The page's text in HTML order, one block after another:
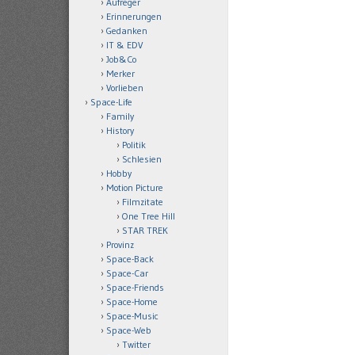
Erinnerungen
Gedanken
IT & EDV
Job&Co
Merker
Vorlieben
Space-Life
Family
History
Politik
Schlesien
Hobby
Motion Picture
Filmzitate
One Tree Hill
STAR TREK
Provinz
Space-Back
Space-Car
Space-Friends
Space-Home
Space-Music
Space-Web
Twitter